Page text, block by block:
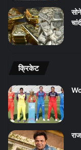
क्रिकेट